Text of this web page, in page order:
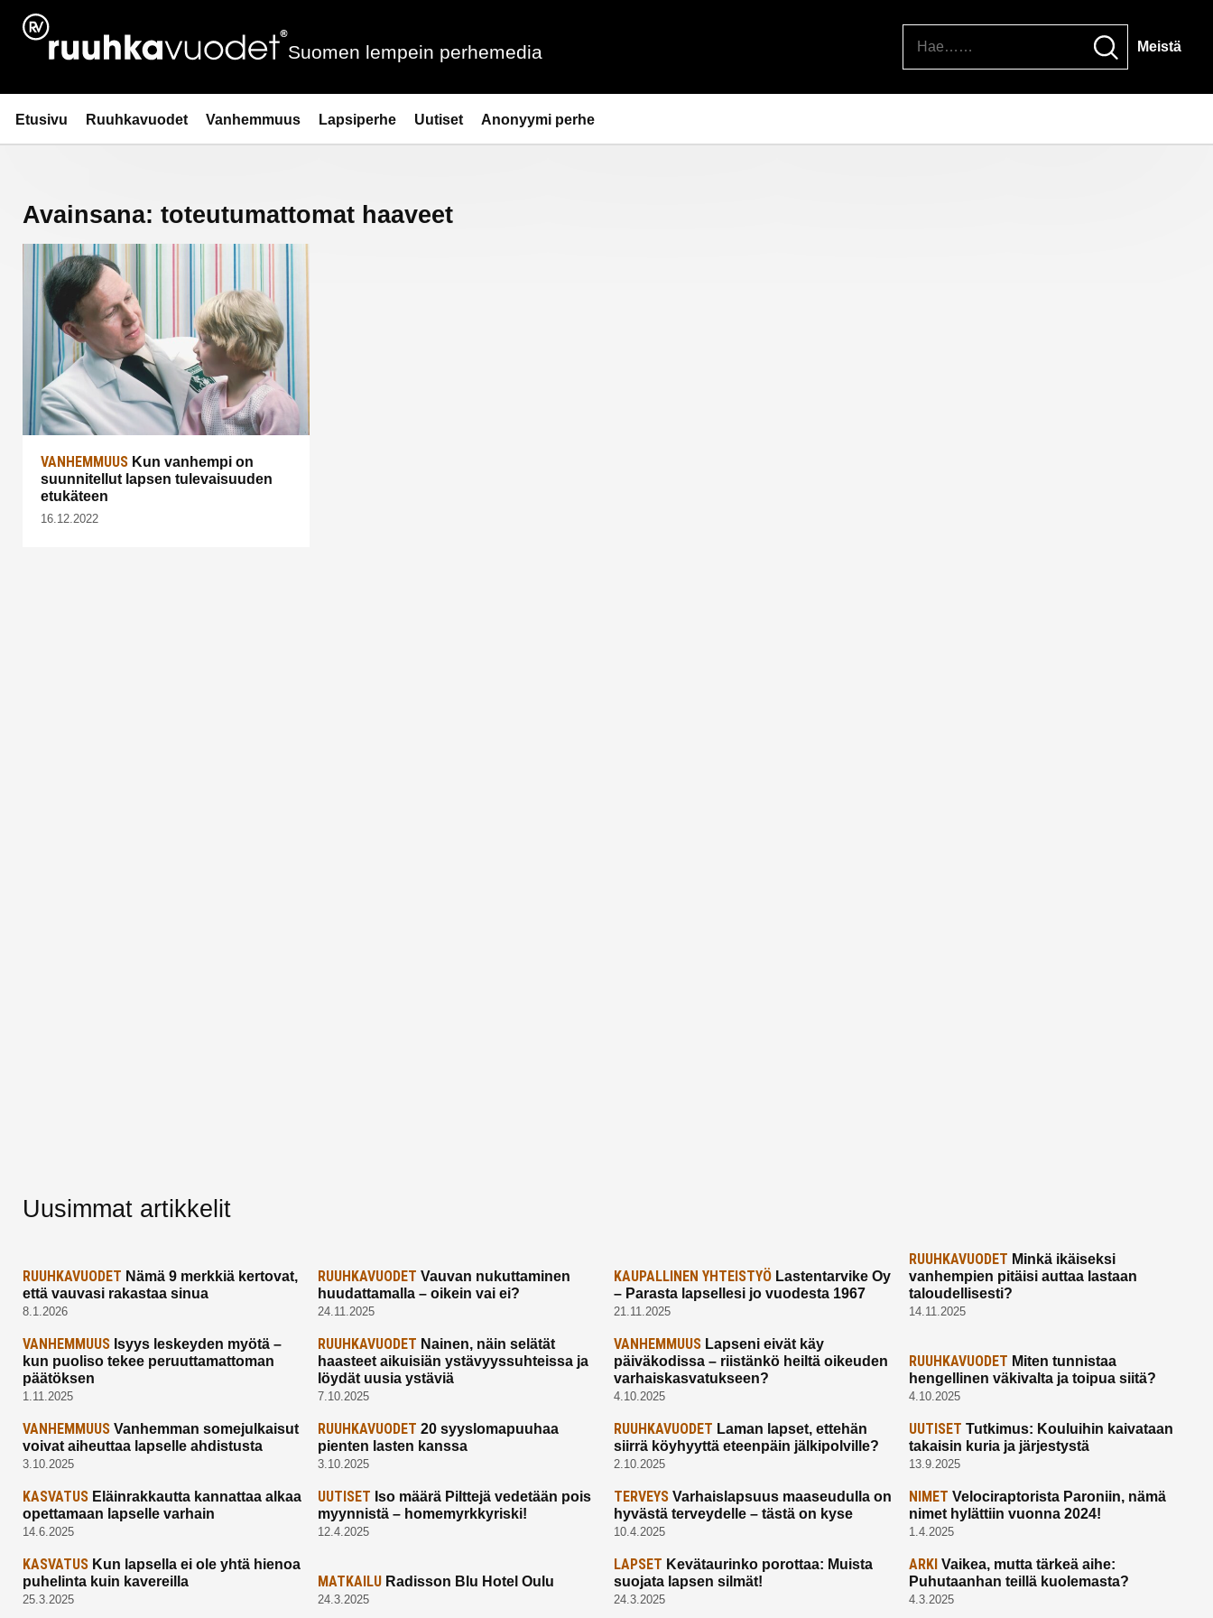
Siirry
sisältöön
Ruuhkavuodet.fi
Suomen lempein perhemedia Meistä
Etusivu Ruuhkavuodet Vanhemmuus Lapsiperhe Uutiset Anonyymi perhe
Avainsana: toteutumattomat haaveet
VANHEMMUUS Kun vanhempi on
suunnitellut lapsen tulevaisuuden
etukäteen
16.12.2022
Uusimmat artikkelit
RUUHKAVUODET Nämä 9 merkkiä kertovat,
että vauvasi rakastaa sinua
8.1.2026
RUUHKAVUODET Vauvan nukuttaminen
huudattamalla – oikein vai ei?
24.11.2025
KAUPALLINEN YHTEISTYÖLastentarvike Oy
– Parasta lapsellesi jo vuodesta 1967
21.11.2025
RUUHKAVUODET Minkä ikäiseksi
vanhempien pitäisi auttaa lastaan
taloudellisesti?
14.11.2025
VANHEMMUUS Isyys leskeyden myötä –
kun puoliso tekee peruuttamattoman
päätöksen
1.11.2025
RUUHKAVUODET Nainen, näin selätät
haasteet aikuisiän ystävyyssuhteissa ja
löydät uusia ystäviä
7.10.2025
VANHEMMUUSLapseni eivät käy
päiväkodissa – riistänkö heiltä oikeuden
varhaiskasvatukseen?
4.10.2025
RUUHKAVUODET Miten tunnistaa
hengellinen väkivalta ja toipua siitä?
4.10.2025
VANHEMMUUS Vanhemman somejulkaisut
voivat aiheuttaa lapselle ahdistusta
3.10.2025
RUUHKAVUODET 20 syyslomapuuhaa
pienten lasten kanssa
3.10.2025
RUUHKAVUODET Laman lapset, ettehän
siirrä köyhyyttä eteenpäin jälkipolville?
2.10.2025
UUTISET Tutkimus: Kouluihin kaivataan
takaisin kuria ja järjestystä
13.9.2025
KASVATUS Eläinrakkautta kannattaa alkaa
opettamaan lapselle varhain
14.6.2025
UUTISET Iso määrä Pilttejä vedetään pois
myynnistä – homemyrkkyriski!
12.4.2025
TERVEYSVarhaislapsuus maaseudulla on
hyvästä terveydelle – tästä on kyse
10.4.2025
NIMET Velociraptorista Paroniin, nämä
nimet hylättiin vuonna 2024!
1.4.2025
KASVATUS Kun lapsella ei ole yhtä hienoa
puhelinta kuin kavereilla
25.3.2025
MATKAILU Radisson Blu Hotel Oulu
24.3.2025
LAPSET Kevätaurinko porottaa: Muista
suojata lapsen silmät!
24.3.2025
ARKI Vaikea, mutta tärkeä aihe:
Puhutaanhan teillä kuolemasta?
4.3.2025